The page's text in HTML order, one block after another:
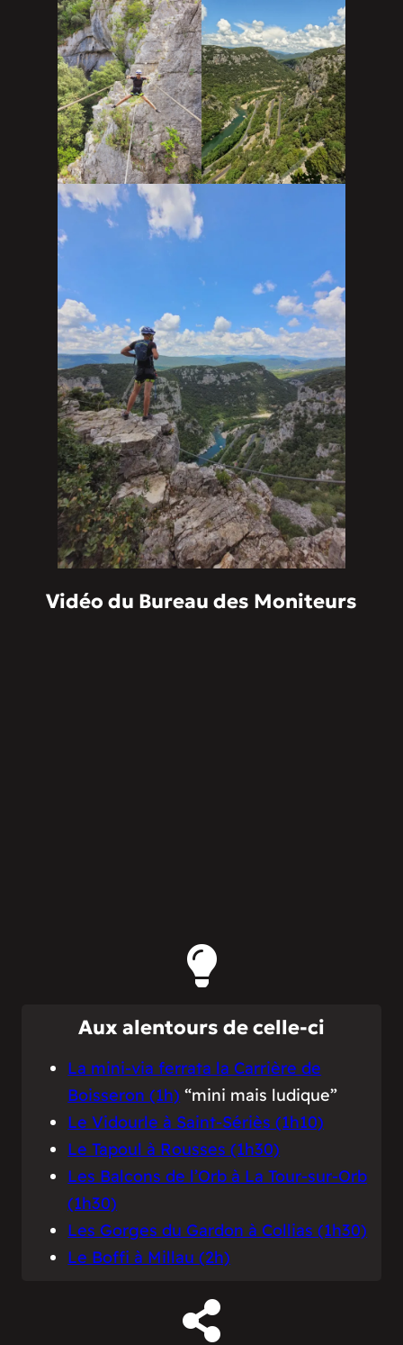
Vidéo du Bureau des Moniteurs
Aux alentours de celle-ci
La mini-via ferrata la Carrière de
Boisseron (1h) “mini mais ludique”
Le Vidourle à Saint-Sériès (1h10)
Le Tapoul à Rousses (1h30)
Les Balcons de l’Orb à La Tour-sur-Orb
(1h30)
Les Gorges du Gardon à Collias (1h30)
Le Boffi à Millau (2h)